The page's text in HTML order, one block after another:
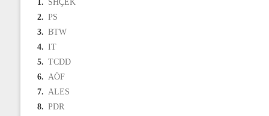
1. SHÇEK
2. PS
3. BTW
4. IT
5. TCDD
6. AÖF
7. ALES
8. PDR